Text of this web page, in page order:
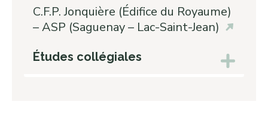
C.F.P. Jonquière (Édifice du Royaume)
– ASP (Saguenay – Lac-Saint-Jean)
Études collégiales